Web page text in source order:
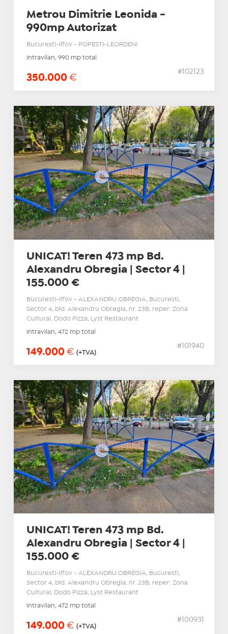
Metrou Dimitrie Leonida -
990mp Autorizat
Bucuresti-Ilfov - POPESTI-LEORDENI
Intravilan, 990 mp total
350.000 €
#102123
UNICAT! Teren 473 mp Bd.
Alexandru Obregia | Sector 4 |
155.000 €
Bucuresti-Ilfov - ALEXANDRU OBREGIA, Bucuresti,
Sector 4, bld. Alexandru Obregia, nr. 23B, reper: Zona
Cultural, Dodo Pizza, Lyst Restaurant
Intravilan, 472 mp total
149.000 € (+TVA)
#101940
UNICAT! Teren 473 mp Bd.
Alexandru Obregia | Sector 4 |
155.000 €
Bucuresti-Ilfov - ALEXANDRU OBREGIA, Bucuresti,
Sector 4, bld. Alexandru Obregia, nr. 23B, reper: Zona
Cultural, Dodo Pizza, Lyst Restaurant
Intravilan, 472 mp total
149.000 € (+TVA)
#100931